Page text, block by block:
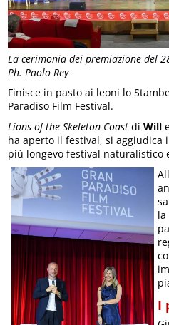
La cerimonia dei premiazione del
Ph. Paolo Rey
Finisce in pasto ai leoni lo
Paradiso Film Festival.
Lions of the Skeleton Coast diWill
ha aperto il festival, si aggiudica
più longevo festival naturalistico
la
I